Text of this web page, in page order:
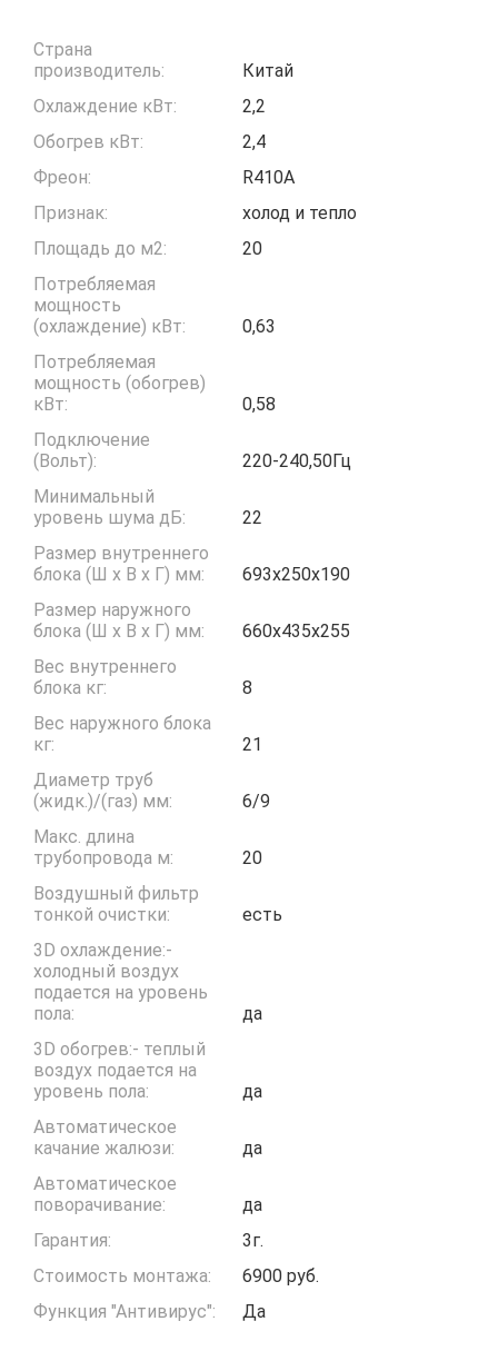
Страна
производитель:
Китай
Охлаждение кВт:
2,2
Обогрев кВт:
2,4
Фреон:
R410A
Признак:
холод и тепло
Площадь до м2:
20
Потребляемая
мощность
(охлаждение) кВт:
0,63
Потребляемая
мощность (обогрев)
кВт:
0,58
Подключение
(Вольт):
220-240,50Гц
Минимальный
уровень шума дБ:
22
Размер внутреннего
блока (Ш x В x Г) мм:
693x250x190
Размер наружного
блока (Ш x В x Г) мм:
660x435x255
Вес внутреннего
блока кг:
8
Вес наружного блока
кг:
21
Диаметр труб
(жидк.)/(газ) мм:
6/9
Макс. длина
трубопровода м:
20
Воздушный фильтр
тонкой очистки:
есть
3D охлаждение:-
холодный воздух
подается на уровень
пола:
да
3D обогрев:- теплый
воздух подается на
уровень пола:
да
Автоматическое
качание жалюзи:
да
Автоматическое
поворачивание:
да
Гарантия:
3г.
Стоимость монтажа:
6900 руб.
Функция "Антивирус":
Да